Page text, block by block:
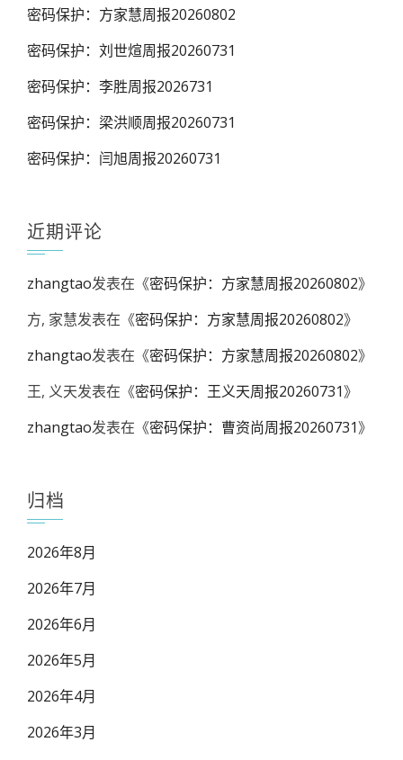
密码保护：方家慧周报20260802
密码保护：刘世煊周报20260731
密码保护：李胜周报2026731
密码保护：梁洪顺周报20260731
密码保护：闫旭周报20260731
近期评论
zhangtao发表在《密码保护：方家慧周报20260802》
方, 家慧发表在《密码保护：方家慧周报20260802》
zhangtao发表在《密码保护：方家慧周报20260802》
王, 义天发表在《密码保护：王义天周报20260731》
zhangtao发表在《密码保护：曹资尚周报20260731》
归档
2026年8月
2026年7月
2026年6月
2026年5月
2026年4月
2026年3月